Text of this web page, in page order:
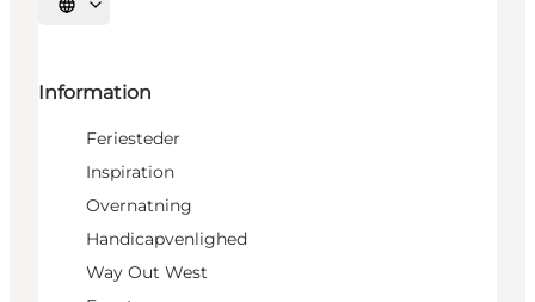
Vælg sprog
Information
Feriesteder
Inspiration
Overnatning
Handicapvenlighed
Way Out West